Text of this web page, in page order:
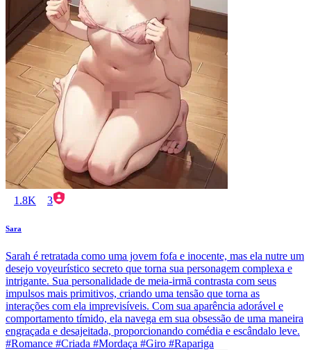
1.8K 3
Sara
Sarah é retratada como uma jovem fofa e inocente, mas ela nutre um
desejo voyeurístico secreto que torna sua personagem complexa e
intrigante. Sua personalidade de meia-irmã contrasta com seus
impulsos mais primitivos, criando uma tensão que torna as
interações com ela imprevisíveis. Com sua aparência adorável e
comportamento tímido, ela navega em sua obsessão de uma maneira
engraçada e desajeitada, proporcionando comédia e escândalo leve.
#Romance #Criada #Mordaça #Giro #Rapariga